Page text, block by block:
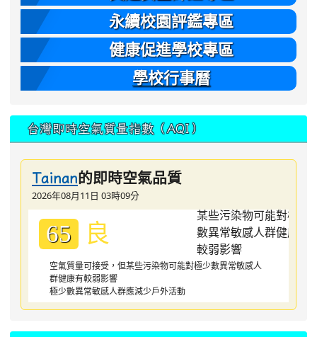
永續校園評鑑專區
健康促進學校專區
學校行事曆
台灣即時空氣質量指數（AQI）
Tainan的即時空氣品質
2026年08月11日 03時09分
65 良
空氣質量可接受，但某些污染物可能對極少數異常敏感人
群健康有較弱影響
極少數異常敏感人群應減少戶外活動